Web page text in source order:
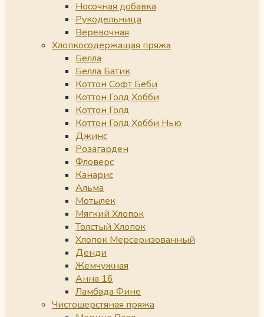
Носочная добавка
Рукодельница
Веревочная
Хлопкосодержащая пряжа
Белла
Белла Батик
Коттон Софт Беби
Коттон Голд Хобби
Коттон Голд
Коттон Голд Хобби Нью
Джинс
Розагарден
Фловерс
Канарис
Альма
Мотылек
Мягкий Хлопок
Толстый Хлопок
Хлопок Мерсеризованный
Денди
Жемчужная
Анна 16
Ламбада Фине
Чистошерстяная пряжа